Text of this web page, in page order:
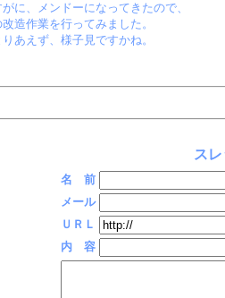
に、メンドーになってきたので、
造作業を行ってみました。
あえず、様子見ですかね。
ス
名 前
メール
ＵＲＬ
内 容